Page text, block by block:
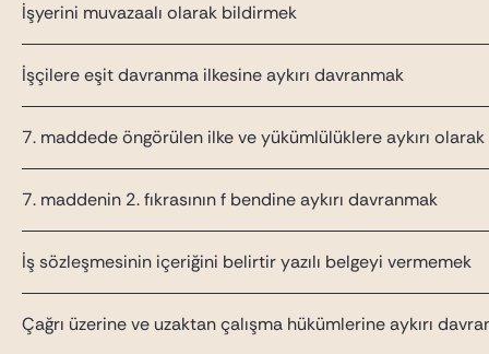
İşyerini muvazaalı olarak bildirmek
İşçilere eşit davranma ilkesine aykırı davranmak
7. maddede öngörülen ilke ve yükümlülüklere aykırı
7. maddenin 2. fıkrasının f bendine aykırı davranmak
İş sözleşmesinin içeriğini belirtir yazılı belgeyi vermemek
Çağrı üzerine ve uzaktan çalışma hükümlerine aykırı